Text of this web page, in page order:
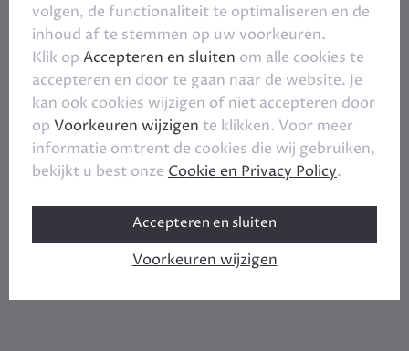
volgen, de functionaliteit te optimaliseren en de
inhoud af te stemmen op uw voorkeuren.
Klik op Accepteren en sluiten om alle cookies te
accepteren en door te gaan naar de website. Je
kan ook cookies wijzigen of niet accepteren door
op Voorkeuren wijzigen te klikken. Voor meer
informatie omtrent de cookies die wij gebruiken,
bekijkt u best onze Cookie en Privacy Policy.
Accepteren en sluiten
Voorkeuren wijzigen